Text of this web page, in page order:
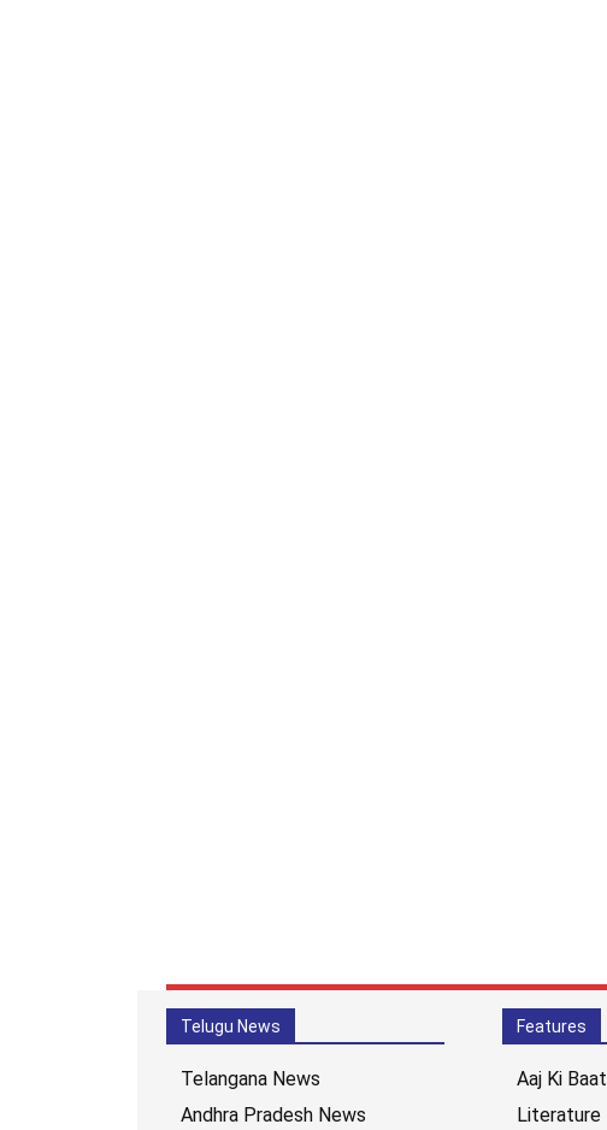
Telugu News
Telangana News
Andhra Pradesh News
Features
Aaj Ki Baat
Literature